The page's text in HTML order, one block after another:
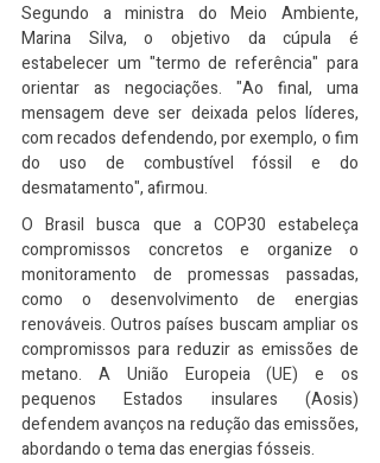
Segundo a ministra do Meio Ambiente,
Marina Silva, o objetivo da cúpula é
estabelecer um "termo de referência" para
orientar as negociações. "Ao final, uma
mensagem deve ser deixada pelos líderes,
com recados defendendo, por exemplo, o fim
do uso de combustível fóssil e do
desmatamento", afirmou.
O Brasil busca que a COP30 estabeleça
compromissos concretos e organize o
monitoramento de promessas passadas,
como o desenvolvimento de energias
renováveis. Outros países buscam ampliar os
compromissos para reduzir as emissões de
metano. A União Europeia (UE) e os
pequenos Estados insulares (Aosis)
defendem avanços na redução das emissões,
abordando o tema das energias fósseis.